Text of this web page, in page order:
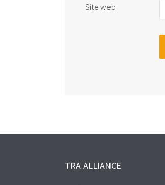
Site web
TRA ALLIANCE